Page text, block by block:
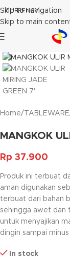
Skip to navigation
Skip to main
CURRENCY
Click to
Home/ TABLEWARE
MANGKOK
Rp 37.900
Produk ini terbuat
aman digunakan
terbuat dari bahan
sehingga awet dan
untuk menyajikan
dingin sampai
In stock